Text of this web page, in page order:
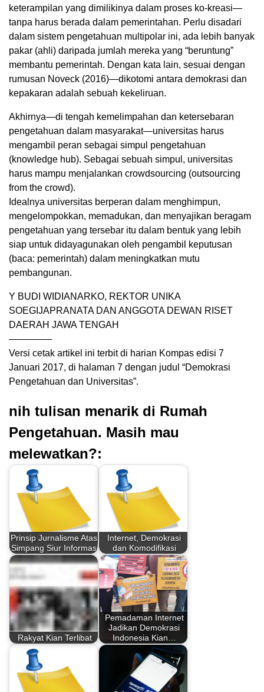
keterampilan yang dimilikinya dalam proses ko-kreasi—
tanpa harus berada dalam pemerintahan. Perlu disadari
dalam sistem pengetahuan multipolar ini, ada lebih banyak
pakar (ahli) daripada jumlah mereka yang “beruntung”
membantu pemerintah. Dengan kata lain, sesuai dengan
rumusan Noveck (2016)—dikotomi antara demokrasi dan
kepakaran adalah sebuah kekeliruan.
Akhirnya—di tengah kemelimpahan dan ketersebaran
pengetahuan dalam masyarakat—universitas harus
mengambil peran sebagai simpul pengetahuan
(knowledge hub). Sebagai sebuah simpul, universitas
harus mampu menjalankan crowdsourcing (outsourcing
from the crowd).
Idealnya universitas berperan dalam menghimpun,
mengelompokkan, memadukan, dan menyajikan beragam
pengetahuan yang tersebar itu dalam bentuk yang lebih
siap untuk didayagunakan oleh pengambil keputusan
(baca: pemerintah) dalam meningkatkan mutu
pembangunan.
Y BUDI WIDIANARKO, REKTOR UNIKA
SOEGIJAPRANATA DAN ANGGOTA DEWAN RISET
DAERAH JAWA TENGAH
————–
Versi cetak artikel ini terbit di harian Kompas edisi 7
Januari 2017, di halaman 7 dengan judul “Demokrasi
Pengetahuan dan Universitas”.
nih tulisan menarik di Rumah
Pengetahuan. Masih mau
melewatkan?:
Prinsip Jurnalisme Atasi
Simpang Siur Informasi
Internet, Demokrasi
dan Komodifikasi
Rakyat Kian Terlibat
Pemadaman Internet
Jadikan Demokrasi
Indonesia Kian…